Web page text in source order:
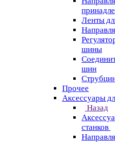
Ленты
шины
шин
Прочее
Аксессуары
Назад
станков